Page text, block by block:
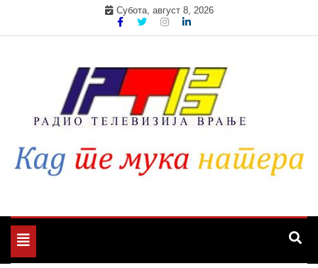
Субота, август 8, 2026
Toggle
navigation